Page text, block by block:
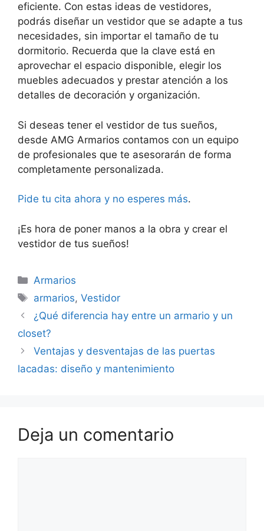
eficiente. Con estas ideas de vestidores,
podrás diseñar un vestidor que se adapte a tus
necesidades, sin importar el tamaño de tu
dormitorio. Recuerda que la clave está en
aprovechar el espacio disponible, elegir los
muebles adecuados y prestar atención a los
detalles de decoración y organización.
Si deseas tener el vestidor de tus sueños,
desde AMG Armarios contamos con un equipo
de profesionales que te asesorarán de forma
completamente personalizada.
Pide tu cita ahora y no esperes más.
¡Es hora de poner manos a la obra y crear el
vestidor de tus sueños!
Armarios
armarios,Vestidor
¿Qué diferencia hay entre un armario y un
closet?
Ventajas y desventajas de las puertas
lacadas: diseño y mantenimiento
Deja un comentario